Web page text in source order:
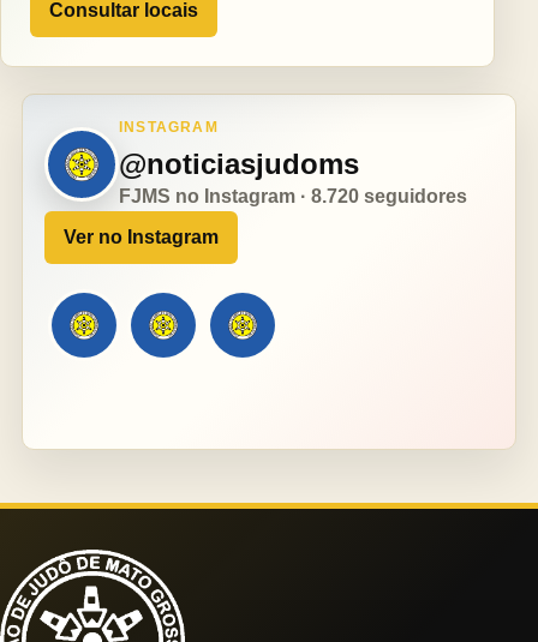
Consultar locais
INSTAGRAM
@noticiasjudoms
FJMS no Instagram · 8.720 seguidores
Ver no Instagram